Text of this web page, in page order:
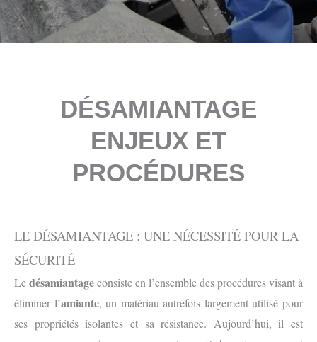
DÉSAMIANTAGE
ENJEUX ET
PROCÉDURES
LE DÉSAMIANTAGE : UNE NÉCESSITÉ POUR LA
SÉCURITÉ
Ledésamiantageconsiste en l’ensemble des procédures visant à
éliminer l’amiante, un matériau autrefois largement utilisé pour
ses propriétés isolantes et sa résistance. Aujourd’hui, il est